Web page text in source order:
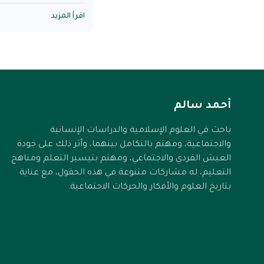
ولا شيء أقرب إلى
الله، وبما تفيض
ومن بديع كلام شيخ
الدعاء من القلب،
همته في الدعاء
اقرأ المزيد
أحمد سالم
باحث في العلوم الإسلامية والدراسات الإنسانية
والاجتماعية، ومهتم بالتكامل بينهما، وأثر ذلك على جودة
العيش الفردي والاجتماعي، ومهتم بتيسير التعلم ومناهج
التعليم، له مشاركات متنوعة في هذه الحقول، مع عناية
بتاريخ العلوم والأفكار والحركات الاجتماعية.